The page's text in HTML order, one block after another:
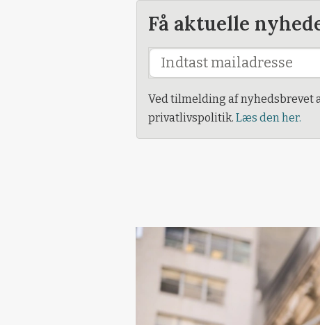
Få aktuelle
Ved tilmelding af nyhedsbrevet
privatlivspolitik. Læs den her.